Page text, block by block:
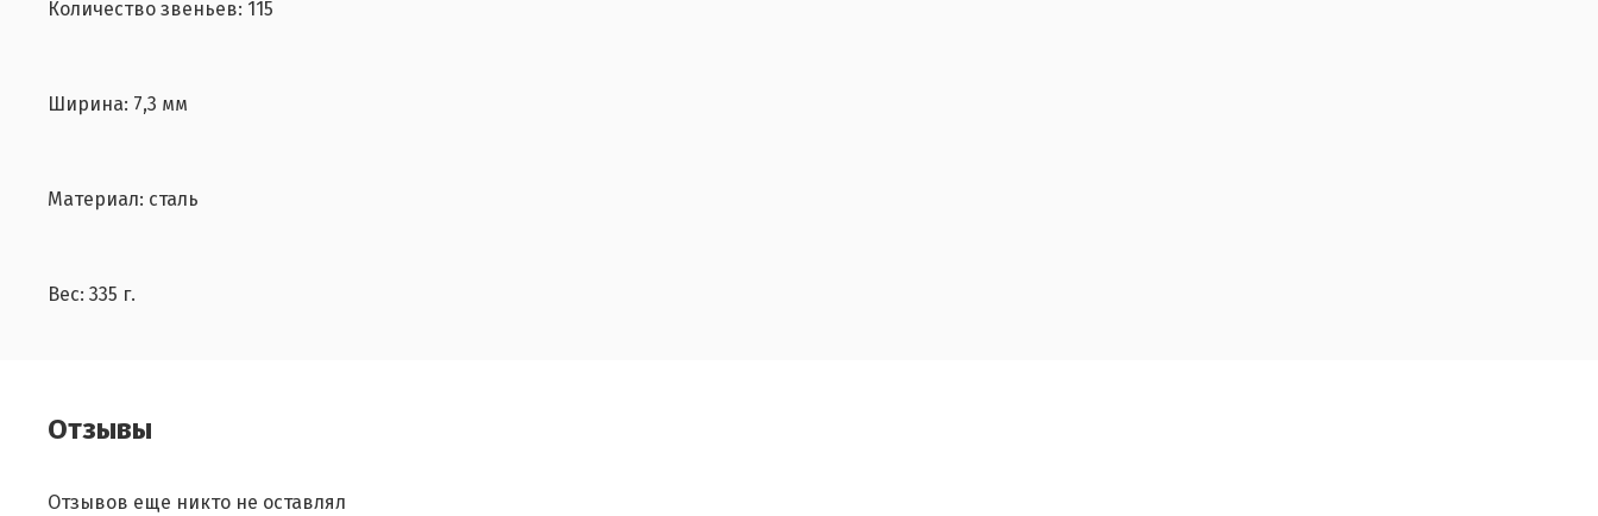
Количество звеньев: 115
Ширина: 7,3 мм
Материал: сталь
Вес: 335 г.
Отзывы
Отзывов еще никто не оставлял